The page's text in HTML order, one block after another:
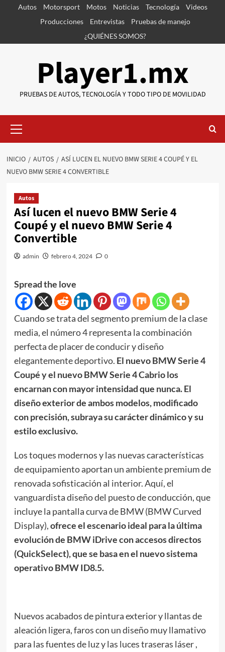
SaltarAutos Motorsport Motos Noticias Tecnología
Videos
Producciones
Entrevistas
Pruebas de manejo
¿QUIÉNES SOMOS?
Player1.mx
PRUEBAS DE AUTOS, TECNOLOGÍA Y TODO TIPO DE MOVILIDAD
primario
INICIO AUTOS
ASÍ LUCEN EL NUEVO BMW SERIE 4 COUPÉ Y EL
NUEVO BMW SERIE 4 CONVERTIBLE
Autos
Así lucen el nuevo BMW Serie 4
Coupé y el nuevo BMW Serie 4
Convertible
admin febrero 4, 2024 0
Spread the love
Cuando se trata del segmento premium de la clase
media, el número 4 representa la combinación
perfecta de placer de conducir y diseño
elegantemente deportivo. El nuevo BMW Serie 4
Coupé y el nuevo BMW Serie 4 Cabrio los
encarnan con mayor intensidad que nunca. El
diseño exterior de ambos modelos, modificado
con precisión, subraya su carácter dinámico y su
estilo exclusivo.
Los toques modernos y las nuevas características
de equipamiento aportan un ambiente premium de
renovada sofisticación al interior. Aquí, el
vanguardista diseño del puesto de conducción, que
incluye la pantalla curva de BMW (BMW Curved
Display),ofrece el escenario ideal para la última
evolución de BMW iDrive con accesos directos
(QuickSelect), que se basa en el nuevo sistema
operativo BMW ID8.5.
Nuevos acabados de pintura exterior y llantas de
aleación ligera, faros con un diseño muy llamativo
para las fuentes de luz y las luces traseras láser ,